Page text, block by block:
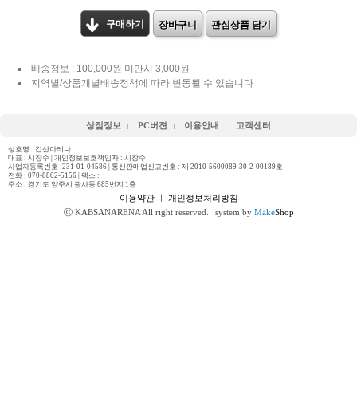
구매하기 장바구니 관심상품 담기
배송정보 : 100,000원 미만시 3,000원
지역별/상품개별배송정책에 따라 변동될 수 있습니다
상점정보 PC버젼 이용안내 고객센터
상호명 : 갑산아레나
대표 : 시창수 | 개인정보보호책임자 : 시창수
사업자등록번호 :231-01-04586 | 통신판매업신고번호 : 제 2010-5600089-30-2-00189호
전화 : 070-8802-5156 | 팩스 :
주소 : 경기도 양주시 광사동 685번지 1층
이용약관ㅣ 개인정보처리방침
ⓒ KABSANARENA All right reserved.
system by MakeShop